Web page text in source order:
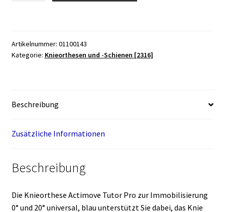
Immobilisierung
0°
blau
Artikelnummer: 01100143
Kategorie: Knieorthesen und -Schienen [2316]
Beschreibung
Zusätzliche Informationen
Beschreibung
Die Knieorthese Actimove Tutor Pro zur Immobilisierung
0° und 20° universal, blau unterstützt Sie dabei, das Knie